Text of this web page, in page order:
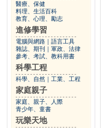
醫療、保健
料理、生活百科
教育、心理、勵志
進修學習
電腦與網路
語言工具
雜誌、期刊
軍政、法律
參考、考試、教科用書
科學工程
科學、自然 工業、工程
家庭親子
家庭、親子、人際
青少年、童書
玩樂天地